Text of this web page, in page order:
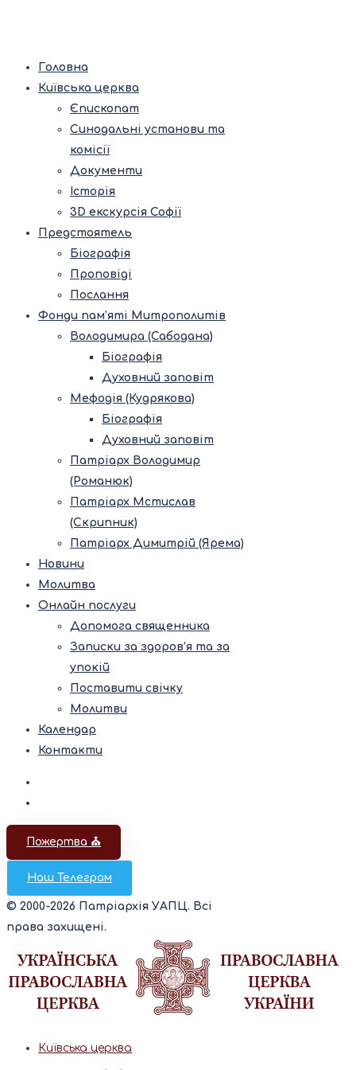
Головна
Київська церква
Єпископат
Синодальні установи та
комісії
Документи
Історія
3D екскурсія Софії
Предстоятель
Біографія
Проповіді
Послання
Фонди пам’яті Митрополитів
Володимира (Сабодана)
Біографія
Духовний заповіт
Мефодія (Кудрякова)
Біографія
Духовний заповіт
Патріарх Володимир
(Романюк)
Патріарх Мстислав
(Скрипник)
Патріарх Димитрій (Ярема)
Новини
Молитва
Онлайн послуги
Допомога священника
Записки за здоров’я та за
упокій
Поставити свічку
Молитви
Календар
Контакти
Пожертва ⛪️
Наш Телеграм
© 2000-2026 Патріархія УАПЦ. Всі
права захищені.
Київська церква